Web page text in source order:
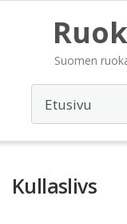
Suomen
Kullaslivs